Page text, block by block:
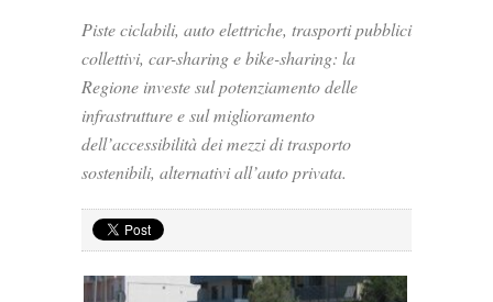
Piste ciclabili, auto elettriche, trasporti pubblici
collettivi, car-sharing e bike-sharing: la
Regione investe sul potenziamento delle
infrastrutture e sul miglioramento
dell’accessibilità dei mezzi di trasporto
sostenibili, alternativi all’auto privata.